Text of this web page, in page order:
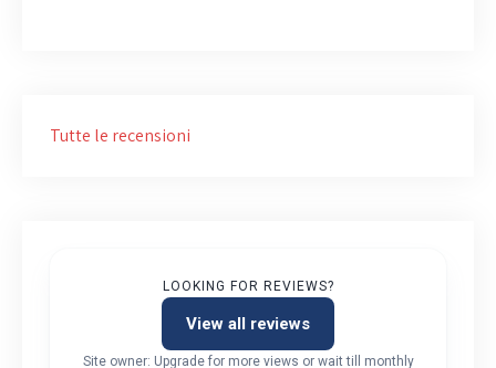
Tutte le recensioni
LOOKING FOR REVIEWS?
View all reviews
Site owner: Upgrade for more views or wait till monthly